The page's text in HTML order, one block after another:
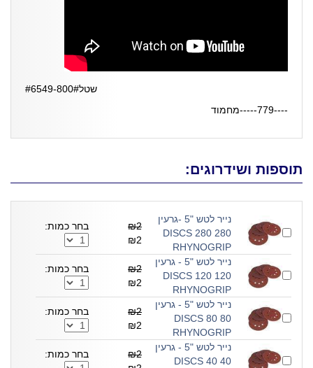
שטל#6549-800#
----779-----מחמוד
תוספות ושידרוגים:
נייר לטש "5 -גרעין
280 280 DISCS
RHYNOGRIP
₪2
בחר כמות:
נייר לטש "5 - גרעין
120 120 DISCS
RHYNOGRIP
₪2
בחר כמות:
נייר לטש "5 - גרעין
80 80 DISCS
RHYNOGRIP
₪2
בחר כמות:
נייר לטש "5 - גרעין
40 40 DISCS
₪2
בחר כמות: